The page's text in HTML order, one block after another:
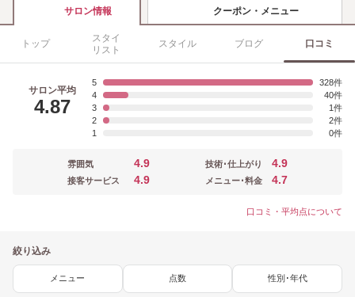
サロン情報 クーポン・メニュー
トップ
スタイ
リスト
スタイル ブログ 口コミ
サロン平均
4.87
5
328
4
40
3
1
2
2
1
0
雰囲気 4.9
接客サービス 4.9
技術･仕上がり 4.9
メニュー･料金 4.7
口コミ・平均点について
絞り込み
メニュー 点数 性別･年代